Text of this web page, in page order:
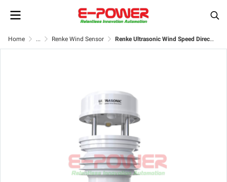
Home ... Renke Wind Sensor Renke Ultrasonic Wind Speed Direction Sensor